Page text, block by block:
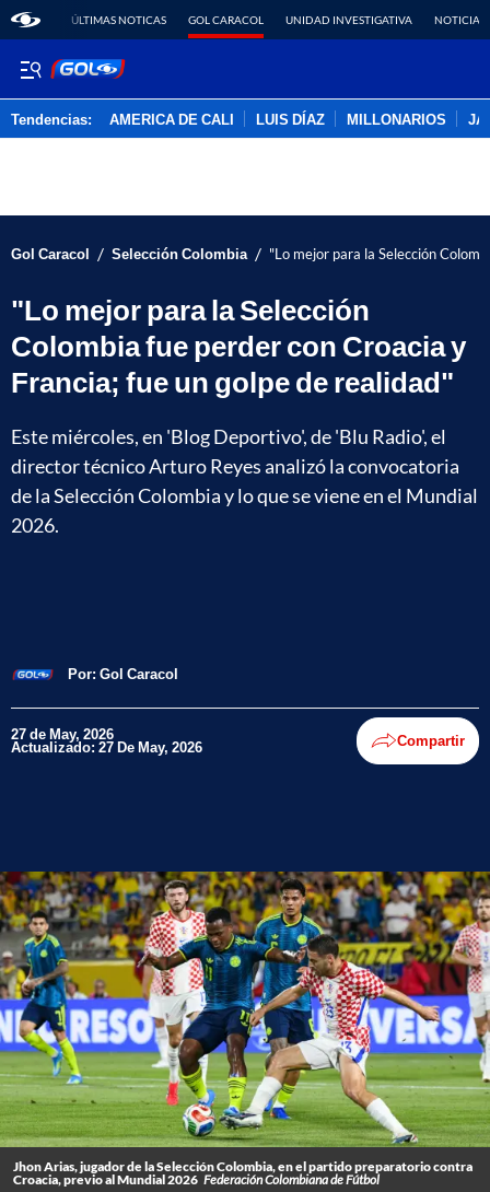
ÚLTIMAS NOTICAS GOL CARACOL UNIDAD INVESTIGATIVA NOTICIAS
Tendencias: AMERICA DE CALI LUIS DÍAZ MILLONARIOS
Gol Caracol / Selección Colombia / "Lo mejor para la Selección
"Lo mejor para la Selección
Colombia fue perder con Croacia y
Francia; fue un golpe de realidad"
Este miércoles, en 'Blog Deportivo', de 'Blu Radio', el
director técnico Arturo Reyes analizó la convocatoria
de la Selección Colombia y lo que se viene en el Mundial
2026.
Por: Gol Caracol
27 de May, 2026
Actualizado: 27 De May, 2026 Compartir
Jhon Arias, jugador de la Selección Colombia, en el partido preparatorio contra
Croacia, previo al Mundial 2026 Federación Colombiana de Fútbol